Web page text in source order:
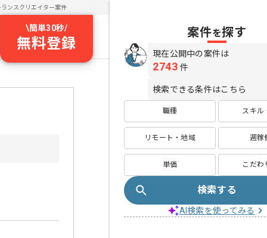
ランスクリエイター案件
\簡単30秒/
無料登録
案件を探す
現在公開中の案件は
2743 件
検索できる条件はこちら
職種 スキル
リモート・地域 週稼
単価 こだわ
検索する
AI検索を使ってみる